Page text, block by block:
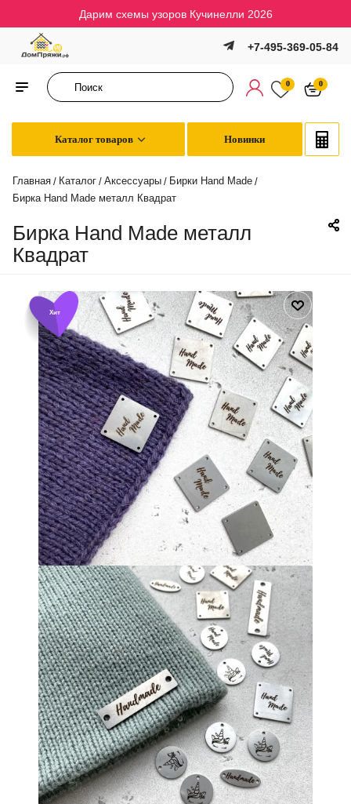
Дарим схемы узоров Кучинелли 2026
+7-495-369-05-84
0 0
Каталог товаров Новинки
Главная / Каталог / Аксессуары / Бирки Hand Made /
Бирка Hand Made металл Квадрат
Бирка Hand Made металл
Квадрат
Хит